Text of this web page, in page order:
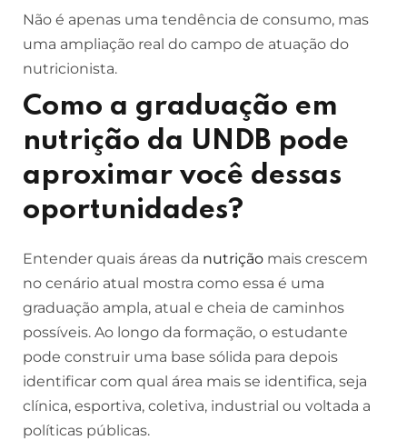
Não é apenas uma tendência de consumo, mas
uma ampliação real do campo de atuação do
nutricionista.
Como a graduação em
nutrição da UNDB pode
aproximar você dessas
oportunidades?
Entender quais áreas da nutrição mais crescem
no cenário atual mostra como essa é uma
graduação ampla, atual e cheia de caminhos
possíveis. Ao longo da formação, o estudante
pode construir uma base sólida para depois
identificar com qual área mais se identifica, seja
clínica, esportiva, coletiva, industrial ou voltada a
políticas públicas.